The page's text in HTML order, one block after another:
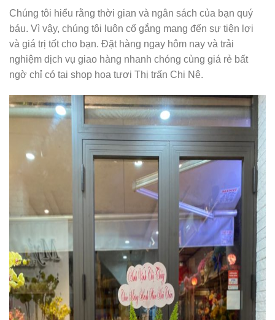
Chúng tôi hiểu rằng thời gian và ngân sách của bạn quý
báu. Vì vậy, chúng tôi luôn cố gắng mang đến sự tiện lợi
và giá trị tốt cho bạn. Đặt hàng ngay hôm nay và trải
nghiệm dịch vụ giao hàng nhanh chóng cùng giá rẻ bất
ngờ chỉ có tại shop hoa tươi Thị trấn Chi Nê.